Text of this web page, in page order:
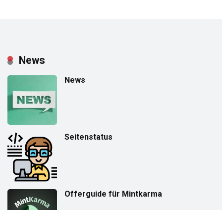
News
News
Seitenstatus
Offerguide für Mintkarma